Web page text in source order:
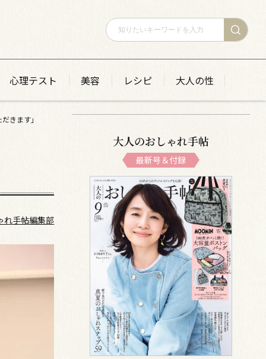
心理テスト 美容 レシピ 大人の性
きます」
れ手帖編集部
大人のおしゃれ手帖
最新号＆付録